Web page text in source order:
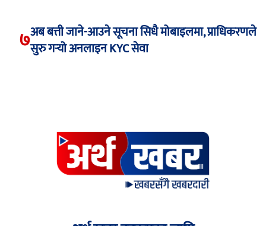
७अब बत्ती जाने-आउने सूचना सिधै मोबाइलमा, प्राधिकरणले
सुरु गर्‍यो अनलाइन KYC सेवा